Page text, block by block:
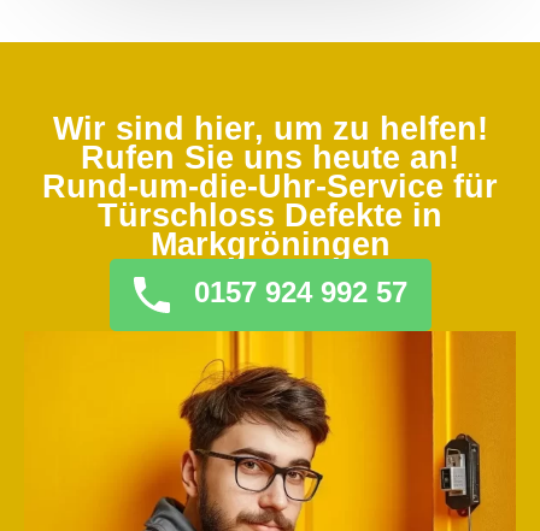
Wir sind hier, um zu helfen!
Rufen Sie uns heute an!
Rund-um-die-Uhr-Service für
Türschloss Defekte in
Markgröningen
0157 924 992 57